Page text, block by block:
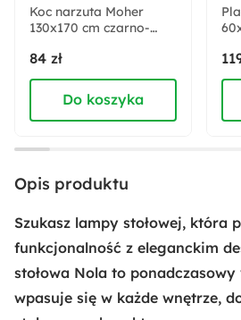
Sposób montażu:
Stojący
Stopień ochrony IP:
IP20
Wysokość:
30.5 cm
Szerokość:
20 cm
Koc narzuta Moher
130x170 cm czarno-
84 zł
Do koszyka
Opis produktu
Szukasz lampy stołowej, która
funkcjonalność z eleganckim
stołowa Nola to
wpasuje się w każde wnętrze,